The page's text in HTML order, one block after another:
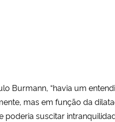
Burmann, “havia um
mas em função da
suscitar